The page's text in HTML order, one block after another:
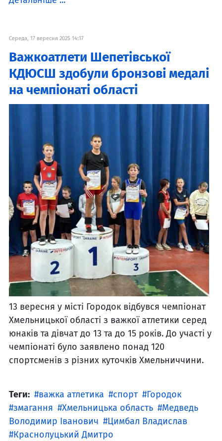
Середа, 17 вересня 2025 14:17
Важкоатлети Шепетівської
КДЮСШ здобули бронзові медалі
на чемпіонаті області
13 вересня у місті Городок відбувся чемпіонат
Хмельницької області з важкої атлетики серед
юнаків та дівчат до 13 та до 15 років. До участі у
чемпіонаті було заявлено понад 120
спортсменів з різних куточків Хмельниччини.
Теги: важка атлетика спорт
Городок
змагання
Хмельницька область
Медведь
Володимир Іванович
Цимбал Владислав
Краснолуцький Дмитро